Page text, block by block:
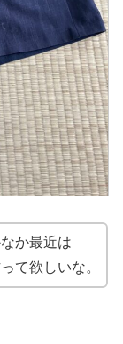
か最近は
て欲しいな。